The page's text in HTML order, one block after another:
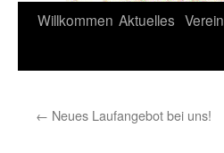
Zum
Willkommen Aktuelles Verein
← Neues Laufangebot bei uns!